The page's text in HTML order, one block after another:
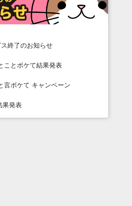
終了のお知らせ
ことボケて結果発表
言ボケて キャンペーン
果発表